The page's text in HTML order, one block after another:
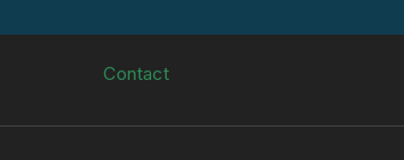
Contact